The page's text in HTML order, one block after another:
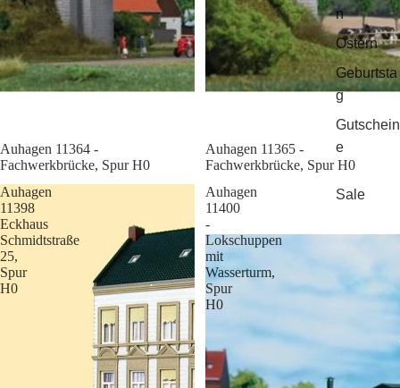
n
Ostern
Geburtsta
g
Gutschein
e
Sale
Sale
Auhagen 11364 -
Fachwerkbrücke, Spur H0
Sale
Auhagen 11365 -
Fachwerkbrücke, Spur H0
Auhagen
11398
Eckhaus
Schmidtstraße
25,
Spur
H0
Auhagen
11400
-
Lokschuppen
mit
Wasserturm,
Spur
H0